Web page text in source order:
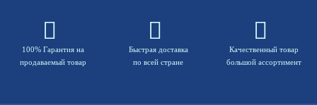
100% Гарантия на
продаваемый товар
Быстрая доставка
по всей стране
Качественный товар
большой ассортимент